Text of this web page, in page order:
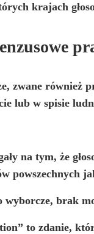
krajach
zwane również
lub w spisie
na tym, że
powszechnych
wyborcze, brak
to zdanie,